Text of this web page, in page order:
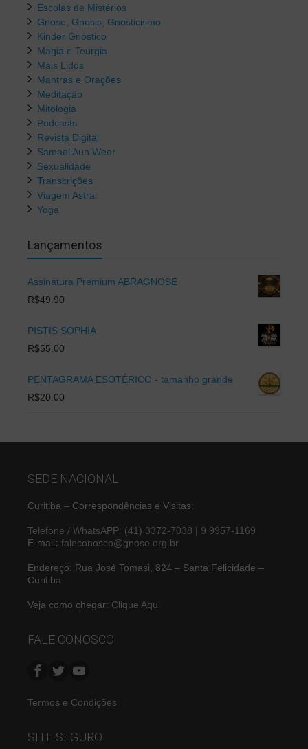
Escolas de Mistérios
Gnose, Gnosis, Gnosticismo
Kinder Gnóstico
Magia e Teurgia
Mais Lidos
Mantras e Orações
Meditação
Mitologia
Podcasts
Revista Digital
Samael Aun Weor
Sexualidade
Transcrições
Viagem Astral
Yoga
Lançamentos
Assinatura Premium ABRAGNOSE
R$49.90
PISTIS SOPHIA
R$55.00
PENTAGRAMA ESOTÉRICO - tamanho grande
R$20.00
SEDE NACIONAL
Curitiba – Correspondências e Visitas:
Telefone / WhatsAPP (41) 3372-7038 | 9 9957-1169
E-mail: faleconosco@gnose.org.br
Endereço: Rua José Tomasi, 824 – Santa Felicidade –
Curitiba
Veja como chegar: Clique Aqui
FALE CONOSCO
Termos e Condições
SITE SEGURO